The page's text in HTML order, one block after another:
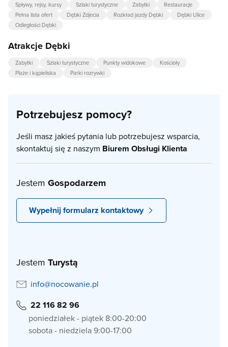
Spływy, rejsy, kursy
Szlaki turystyczne Zabytki
Restauracje
Pełna lista ofert
Dębki Zdjecia Rozkład jazdy Dębki
Dębki Ulice
Odległości Dębki
Atrakcje Dębki
Zabytki Szlaki turystyczne Punkty widokowe
Kościoły
Plaże i kąpieliska
Parki rozrywki
Potrzebujesz pomocy?
Jeśli masz jakieś pytania lub potrzebujesz wsparcia,
skontaktuj się z naszym Biurem Obsługi Klienta
Jestem Gospodarzem
Wypełnij formularz kontaktowy
Jestem Turystą
info@nocowanie.pl
22 116 82 96
poniedziałek - piątek 8:00-20:00
sobota - niedziela 9:00-17:00